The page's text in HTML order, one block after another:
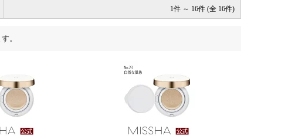
1件 ～ 16件 (全 16件)
。